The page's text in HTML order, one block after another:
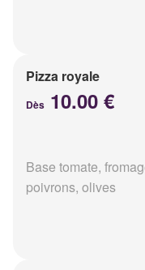
Pizza royale
Dès 10.00 €
Base tomate,
poivrons, olives